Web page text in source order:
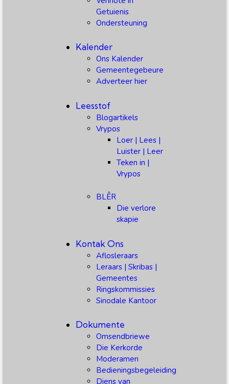
Getuienis
Ondersteuning
Kalender
Ons Kalender
Gemeentegebeure
Adverteer hier
Leesstof
Blogartikels
Vrypos
Loer | Lees |
Luister | Leer
Teken in |
Vrypos
BLÊR
Die verlore
skapie
Kontak Ons
Aflosleraars
Leraars | Skribas |
Gemeentes
Ringskommissies
Sinodale Kantoor
Dokumente
Omsendbriewe
Die Kerkorde
Moderamen
Bedieningsbegeleiding
Diens van